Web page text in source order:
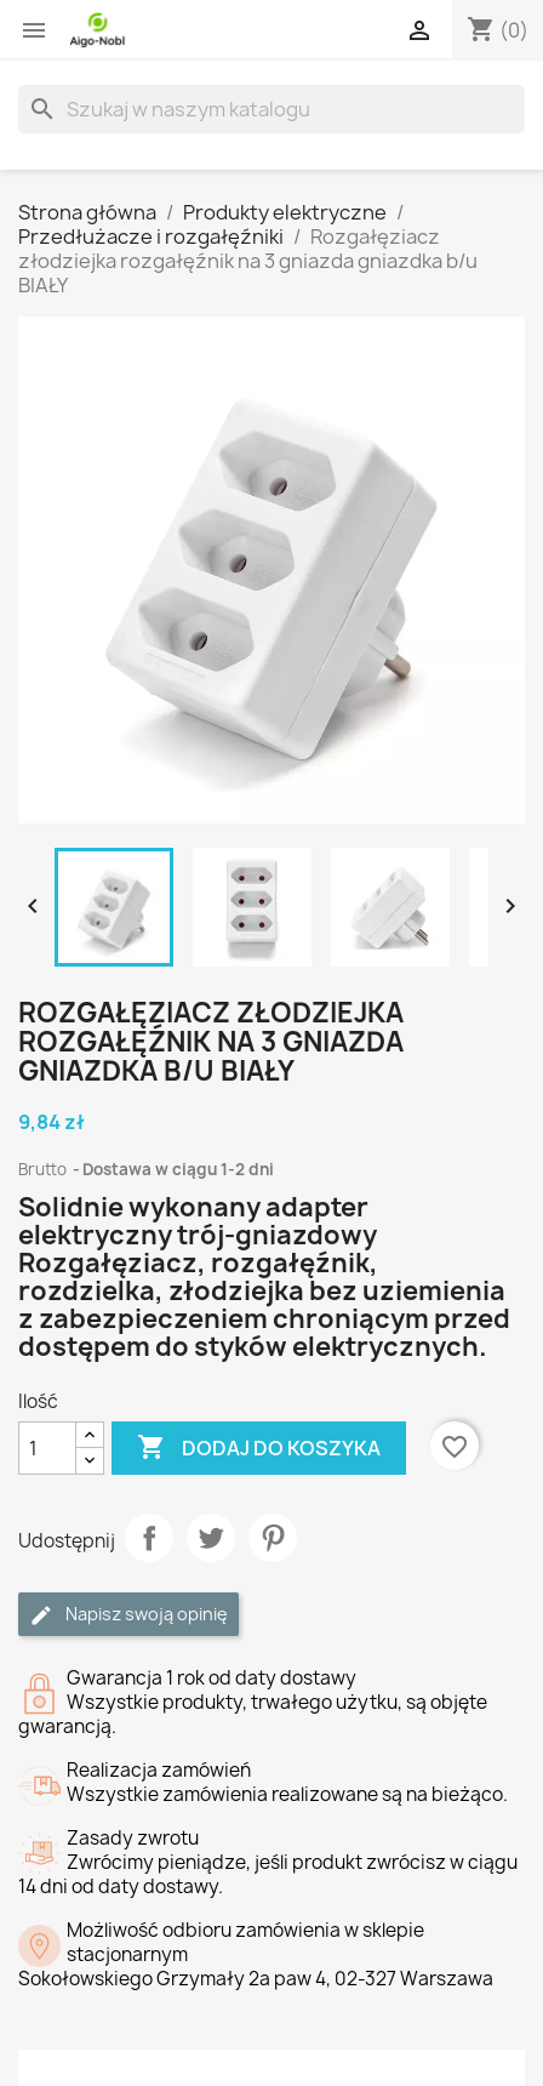
 shopping_cart (0)

search
Strona główna
Produkty elektryczne
Przedłużacze i rozgałęźniki
Rozgałęziacz
złodziejka rozgałęźnik na 3 gniazda gniazdka b/u
BIAŁY
 
ROZGAŁĘZIACZ ZŁODZIEJKA
ROZGAŁĘŹNIK NA 3 GNIAZDA
GNIAZDKA B/U BIAŁY
9,84 zł
Brutto Dostawa w ciągu 1-2 dni
Solidnie wykonany adapter
elektryczny trój-gniazdowy
Rozgałęziacz, rozgałęźnik,
rozdzielka, złodziejka bez uziemienia
z zabezpieczeniem chroniącym przed
dostępem do styków elektrycznych.
Ilość
 DODAJ DO KOSZYKA favorite_border
Udostępnij
Napisz swoją opinię
Gwarancja 1 rok od daty dostawy
Wszystkie produkty, trwałego użytku, są objęte
gwarancją.
Realizacja zamówień
Wszystkie zamówienia realizowane są na bieżąco.
Zasady zwrotu
Zwrócimy pieniądze, jeśli produkt zwrócisz w ciągu
14 dni od daty dostawy.
Możliwość odbioru zamówienia w sklepie
stacjonarnym
Sokołowskiego Grzymały 2a paw 4, 02-327 Warszawa